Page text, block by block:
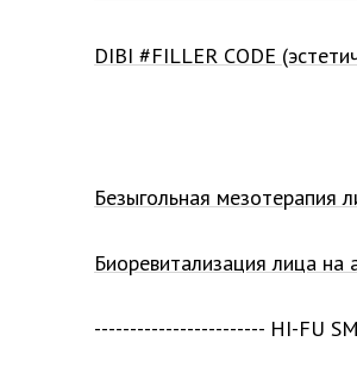
DIBI #FILLER CODE
Безыгольная мезотерапия
Биоревитализация лица
------------------------ HI-FU